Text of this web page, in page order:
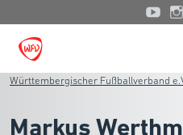
Württembergischer Fußballverband
Markus